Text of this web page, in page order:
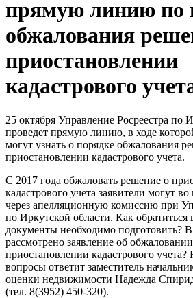
прямую линию по
обжалования
приостановлении
кадастрового
25 октября Управление Росреестра по
проведет прямую линию, в ходе
могут узнать о порядке обжалования
приостановлении кадастрового учета.
С 2017 года обжаловать решение о
кадастрового учета заявители могут
через апелляционную комиссию при
по Иркутской области. Как
документы необходимо подготовить?
рассмотрено заявление об
приостановлении кадастрового учета?
вопросы ответит заместитель
оценки недвижимости Надежда
(тел. 8(3952) 450-320).